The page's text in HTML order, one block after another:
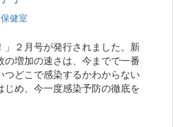
保健室
」２月号が発行されました。新
の増加の速さは、今までで一番
つどこで感染するかわからない
じめ、今一度感染予防の徹底を